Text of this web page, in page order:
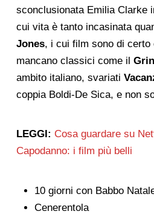
sconclusionata Emilia Clarke
cui vita è tanto incasinata
Jones, i cui film sono di certo
mancano classici come il
ambito italiano, svariati
coppia Boldi-De Sica, e non
LEGGI: Cosa guardare su
Capodanno: i film più belli
10 giorni con Babbo
Cenerentola